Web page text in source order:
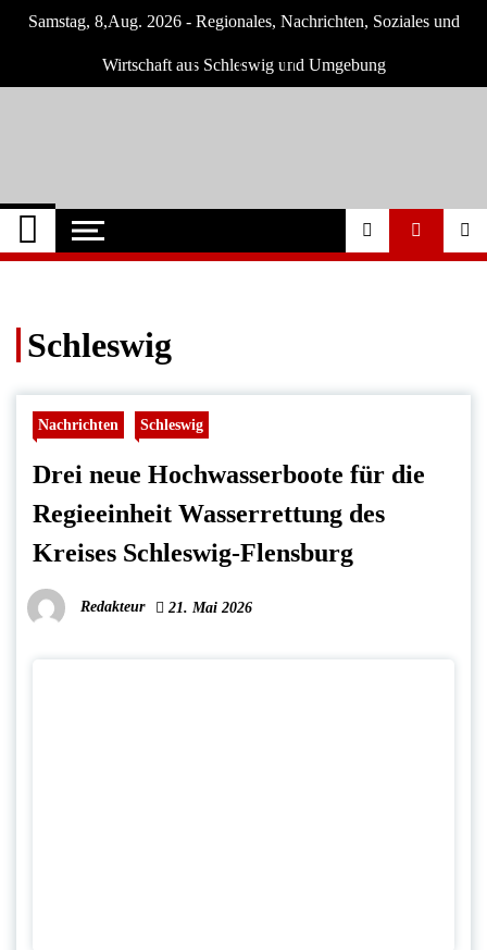
Samstag, 8,Aug. 2026 - Regionales, Nachrichten, Soziales und
Wirtschaft aus Schleswig und Umgebung
Schleswig Szene
Neuigkeiten und Nachrichten aus Schleswig
und Umgebung
Schleswig
Nachrichten Schleswig
Drei neue Hochwasserboote für die
Regieeinheit Wasserrettung des
Kreises Schleswig-Flensburg
Redakteur 21. Mai 2026